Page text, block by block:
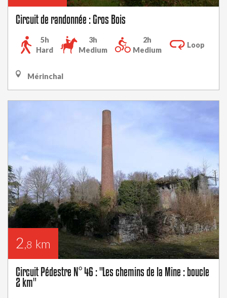
Circuit de randonnée : Gros Bois
5h
Hard
3h
Medium
2h
Medium
Loop
Mérinchal
2,8 km
Circuit Pédestre N° 46 : "Les chemins de la Mine : boucle
2 km"